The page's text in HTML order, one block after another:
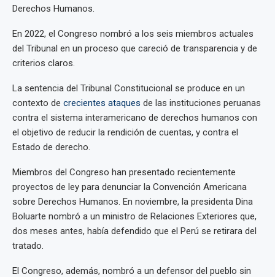
Derechos Humanos.
En 2022, el Congreso nombró a los seis miembros actuales
del Tribunal en un proceso que careció de transparencia y de
criterios claros.
La sentencia del Tribunal Constitucional se produce en un
contexto de crecientes ataques de las instituciones peruanas
contra el sistema interamericano de derechos humanos con
el objetivo de reducir la rendición de cuentas, y contra el
Estado de derecho.
Miembros del Congreso han presentado recientemente
proyectos de ley para denunciar la Convención Americana
sobre Derechos Humanos. En noviembre, la presidenta Dina
Boluarte nombró a un ministro de Relaciones Exteriores que,
dos meses antes, había defendido que el Perú se retirara del
tratado.
El Congreso, además, nombró a un defensor del pueblo sin